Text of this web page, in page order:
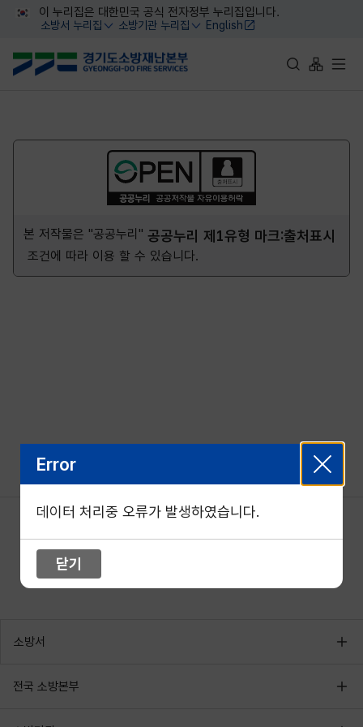
대메뉴 바로가기
본문 바로가기
이 누리집은 대한민국 공식 전자정부 누리집입니다.
소방서 누리집
열기
소방기관 누리집
열기
English
통합검색 바로가
사이트맵
전체
본 저작물은 "공공누리" 공공누리 제1유형 마크:출처표시
조건에 따라 이용 할 수 있습니다.
소방서
전국 소방본부
Error
데이터 처리중 오류가 발생하였습니다.
닫기